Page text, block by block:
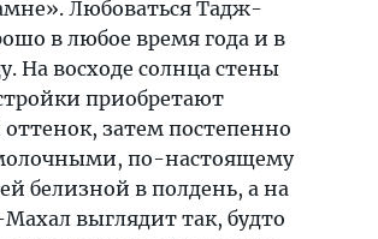
Любоваться Тадж-
в любое время года и в
На восходе солнца стены
приобретают
затем постепенно
по-настоящему
белизной в полдень, а на
выглядит так, будто